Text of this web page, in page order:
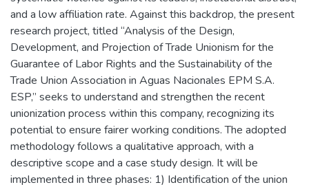
and a low affiliation rate. Against this backdrop, the present
research project, titled “Analysis of the Design,
Development, and Projection of Trade Unionism for the
Guarantee of Labor Rights and the Sustainability of the
Trade Union Association in Aguas Nacionales EPM S.A.
ESP,” seeks to understand and strengthen the recent
unionization process within this company, recognizing its
potential to ensure fairer working conditions. The adopted
methodology follows a qualitative approach, with a
descriptive scope and a case study design. It will be
implemented in three phases: 1) Identification of the union